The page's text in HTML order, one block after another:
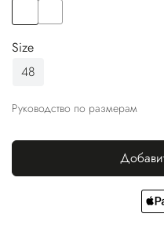
Size
48
Руководство по размерам